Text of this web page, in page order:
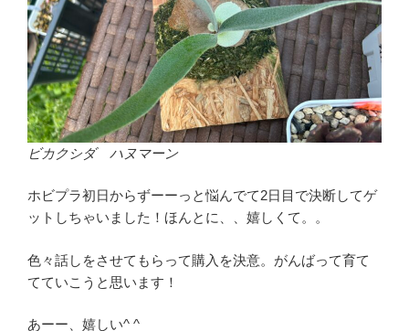
ビカクシダ ハヌマーン
ホビプラ初日からずーーっと悩んでて2日目で決断してゲ
ットしちゃいました！ほんとに、、嬉しくて。。
色々話しをさせてもらって購入を決意。がんばって育て
てていこうと思います！
あーー、嬉しい^ ^